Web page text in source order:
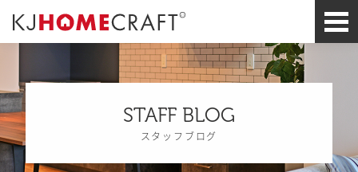
STAFF BLOG
スタッフブログ